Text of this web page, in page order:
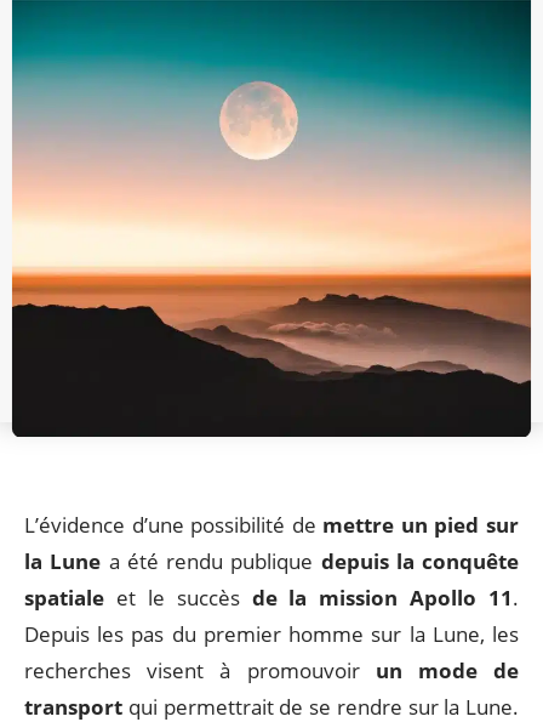
L’évidence d’une possibilité de mettre un pied sur
la Lune a été rendu publique depuis la conquête
spatiale et le succès de la mission Apollo 11.
Depuis les pas du premier homme sur la Lune, les
recherches visent à promouvoir un mode de
transport qui permettrait de se rendre sur la Lune.